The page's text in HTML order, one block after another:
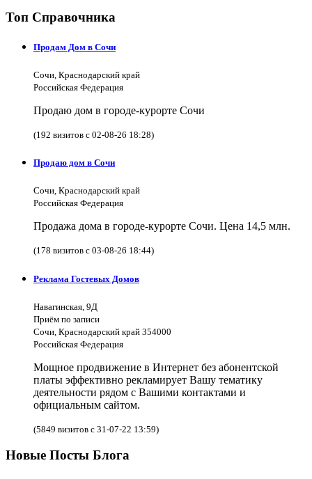
Топ Справочника
Продам Дом в Сочи
Сочи, Краснодарский край
Российская Федерация
Продаю дом в городе-курорте Сочи
(192 визитов с 02-08-26 18:28)
Продаю дом в Сочи
Сочи, Краснодарский край
Российская Федерация
Продажа дома в городе-курорте Сочи. Цена 14,5 млн.
(178 визитов с 03-08-26 18:44)
Реклама Гостевых Домов
Навагинская, 9Д
Приём по записи
Сочи, Краснодарский край 354000
Российская Федерация
Мощное продвижение в Интернет без абонентской
платы эффективно рекламирует Вашу тематику
деятельности рядом с Вашими контактами и
официальным сайтом.
(5849 визитов с 31-07-22 13:59)
Новые Посты Блога